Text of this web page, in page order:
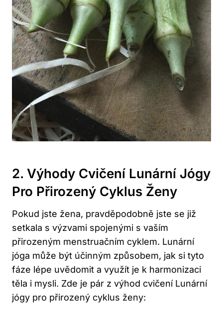
2. Výhody ⁣cvičení Lunární Jógy
⁣pro​ Přirozený Cyklus Ženy
Pokud​ jste žena, pravděpodobně jste se již
setkala s výzvami spojenými s vaším⁤
přirozeným menstruačním cyklem. Lunární
jóga může být ⁢účinným způsobem, jak si tyto
fáze lépe uvědomit a⁢ využít je k harmonizaci‍
těla i⁢ mysli. Zde je pár z ‍výhod cvičení Lunární
jógy pro přirozený cyklus ženy: